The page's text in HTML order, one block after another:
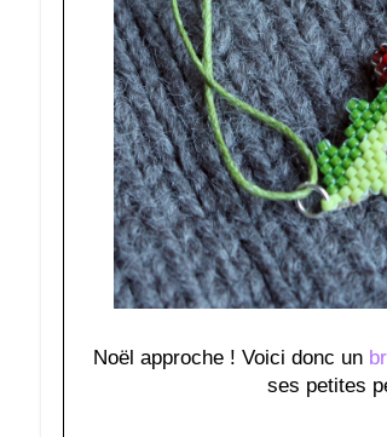
Noël approche ! Voici donc un
ses petites